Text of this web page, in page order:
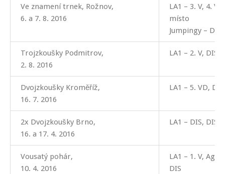
Ve znamení trnek, Rožnov,
6. a 7. 8. 2016
LA1 – 3. V, 4. V,
místo
Jumpingy –
Trojzkoušky Podmitrov,
2. 8. 2016
LA1 – 2. V, DIS,
Dvojzkoušky Kroměříž,
16. 7. 2016
LA1 – 5. VD, DIS
2x Dvojzkoušky Brno,
16. a 17. 4. 2016
LA1 – DIS, DIS,
Vousatý pohár,
10. 4. 2016
LA1 – 1. V,
DIS